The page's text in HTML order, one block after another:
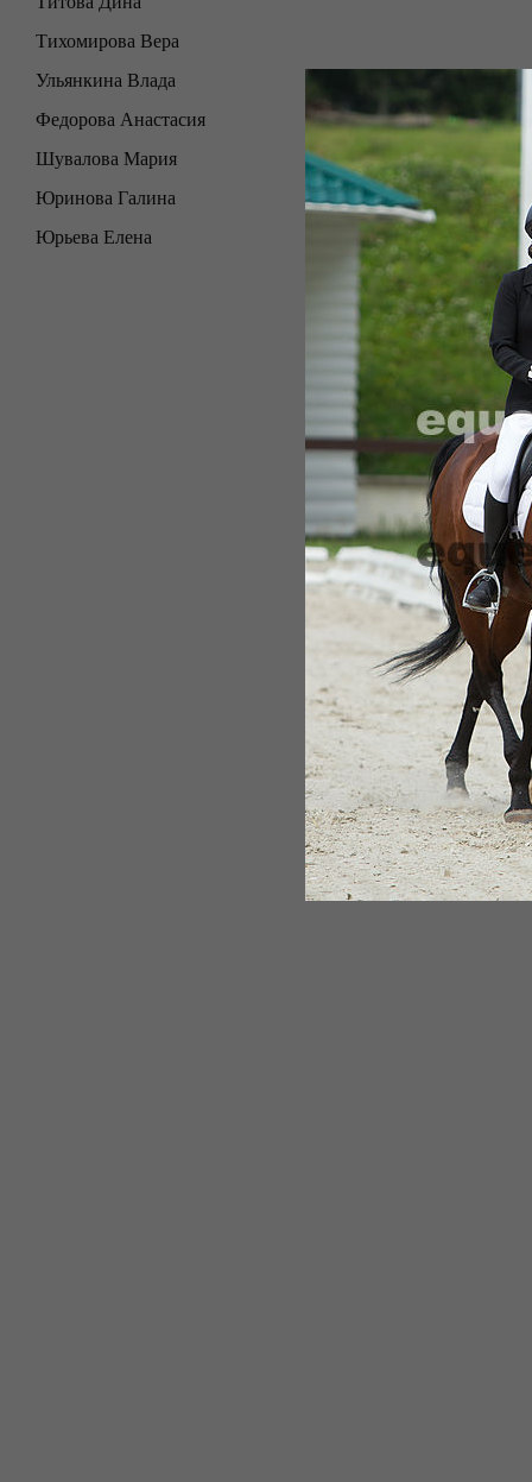
Тихомирова Вера
Ульянкина Влада
Федорова Анастасия
Шувалова Мария
Юринова Галина
Юрьева Елена